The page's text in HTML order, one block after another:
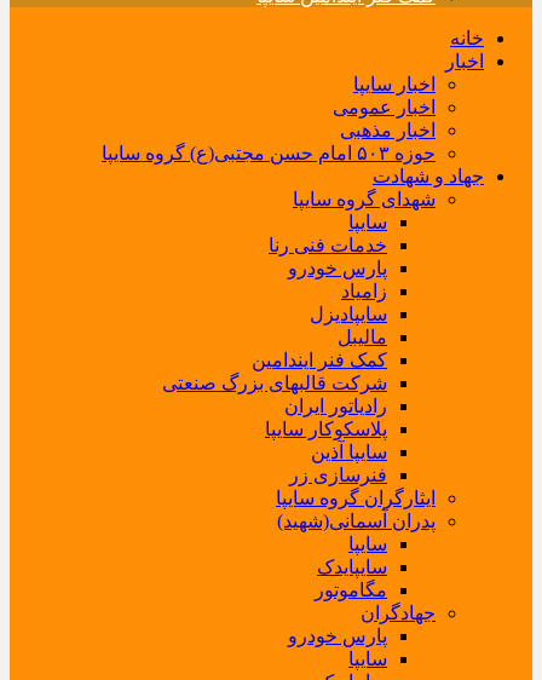
خانه
اخبار
اخبار سایپا
اخبار عمومی
اخبار مذهبی
حوزه ۵۰۳ امام حسن مجتبی(ع) گروه سایپا
جهاد و شهادت
شهدای گروه سایپا
سایپا
خدمات فنی رنا
پارس خودرو
زامیاد
سایپادیزل
مالیبل
کمک فنر ایندامین
شرکت قالبهای بزرگ صنعتی
رادیاتور ایران
پلاسکوکار سایپا
سایپا آذین
فنرسازی زر
ایثارگران گروه سایپا
پدران آسمانی(شهید)
سایپا
سایپایدک
مگاموتور
جهادگران
پارس خودرو
سایپا